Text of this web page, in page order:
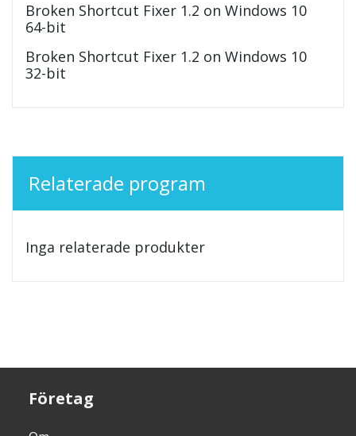
Broken Shortcut Fixer 1.2 on Windows 10
64-bit
Broken Shortcut Fixer 1.2 on Windows 10
32-bit
Relaterade program
Inga relaterade produkter
Företag